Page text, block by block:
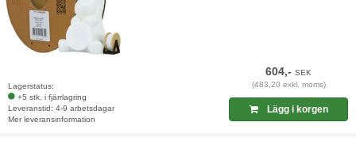
Lagerstatus:
+5 stk. i fjärrlagring
Leveranstid: 4-9 arbetsdagar
Mer leveransinformation
604,-SEK
(483,20 exkl. moms)
Lägg i korgen